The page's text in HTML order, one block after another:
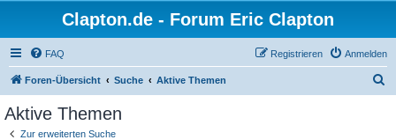
Clapton.de - Forum Eric Clapton
FAQ Anmelden
Registrieren
Foren-Übersicht Suche Aktive Themen
Aktive Themen
Zur erweiterten Suche